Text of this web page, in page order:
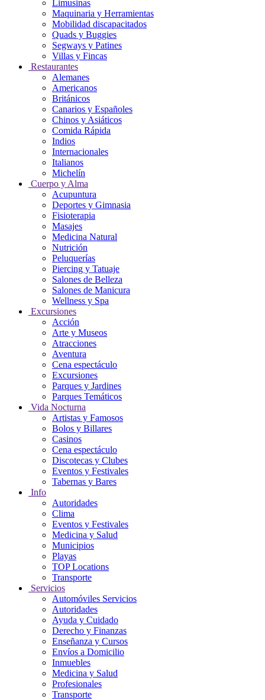
Limusinas
Maquinaria y Herramientas
Mobilidad discapacitados
Quads y Buggies
Segways y Patines
Villas y Fincas
Restaurantes
Alemanes
Americanos
Británicos
Canarios y Españoles
Chinos y Asiáticos
Comida Rápida
Indios
Internacionales
Italianos
Michelín
Cuerpo y Alma
Acupuntura
Deportes y Gimnasia
Fisioterapia
Masajes
Medicina Natural
Nutrición
Peluquerías
Piercing y Tatuaje
Salones de Belleza
Salones de Manicura
Wellness y Spa
Excursiones
Acción
Arte y Museos
Atracciones
Aventura
Cena espectáculo
Excursiones
Parques y Jardines
Parques Temáticos
Vida Nocturna
Artistas y Famosos
Bolos y Billares
Casinos
Cena espectáculo
Discotecas y Clubes
Eventos y Festivales
Tabernas y Bares
Info
Autoridades
Clima
Eventos y Festivales
Medicina y Salud
Municipios
Playas
TOP Locations
Transporte
Servicios
Automóviles Servicios
Autoridades
Ayuda y Cuidado
Derecho y Finanzas
Enseñanza y Cursos
Envíos a Domicilio
Inmuebles
Medicina y Salud
Profesionales
Transporte